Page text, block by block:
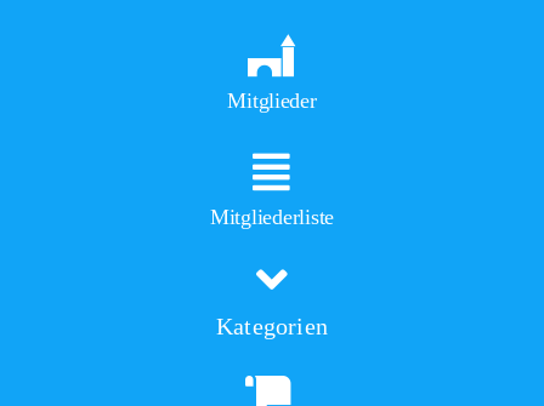
Mitglieder
Mitgliederliste
Kategorien